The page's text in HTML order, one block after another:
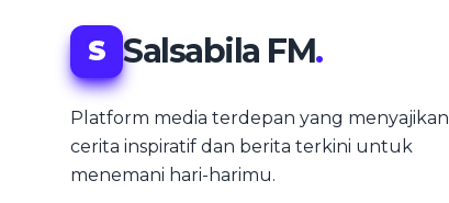
S Salsabila FM.
Platform media terdepan yang menyajikan
cerita inspiratif dan berita terkini untuk
menemani hari-harimu.